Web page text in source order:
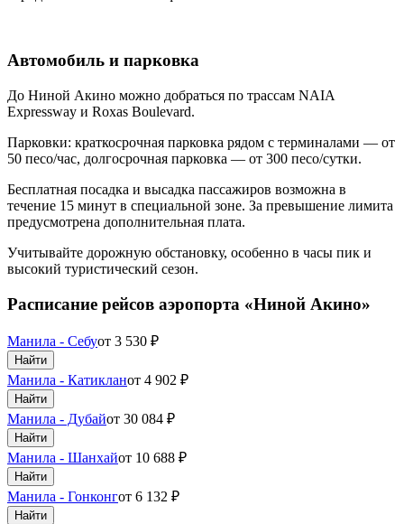
Автомобиль и парковка
До Ниной Акино можно добраться по трассам NAIA
Expressway и Roxas Boulevard.
Парковки: краткосрочная парковка рядом с терминалами — от
50 песо/час, долгосрочная парковка — от 300 песо/сутки.
Бесплатная посадка и высадка пассажиров возможна в
течение 15 минут в специальной зоне. За превышение лимита
предусмотрена дополнительная плата.
Учитывайте дорожную обстановку, особенно в часы пик и
высокий туристический сезон.
Расписание рейсов аэропорта «Ниной Акино»
Манила - Себуот 3 530 ₽
Найти
Манила - Катикланот 4 902 ₽
Найти
Манила - Дубайот 30 084 ₽
Найти
Манила - Шанхайот 10 688 ₽
Найти
Манила - Гонконгот 6 132 ₽
Найти